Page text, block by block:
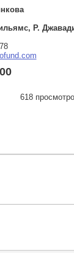
Р.
618